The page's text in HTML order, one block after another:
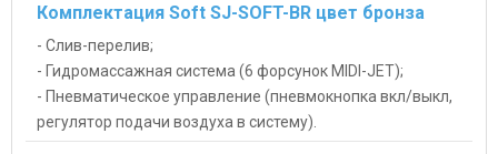
Комплектация Soft SJ-SOFT-BR цвет бронза
- Слив-перелив;
- Гидромассажная система (6 форсунок MIDI-JET);
- Пневматическое управление (пневмокнопка вкл/выкл,
регулятор подачи воздуха в систему).